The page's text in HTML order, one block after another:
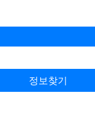
정보찾기